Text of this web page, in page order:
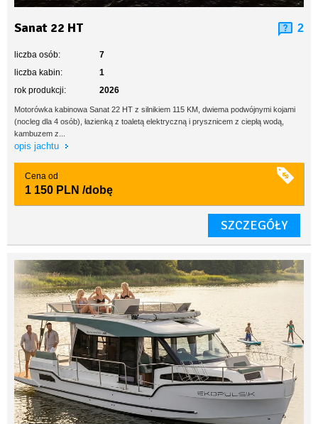
Sanat 22 HT 2
liczba osób:
7
liczba kabin:
1
rok produkcji:
2026
Motorówka kabinowa Sanat 22 HT z silnikiem 115 KM, dwiema podwójnymi kojami
(nocleg dla 4 osób), łazienką z toaletą elektryczną i prysznicem z ciepłą wodą,
kambuzem z...
opis jachtu
Cena od
1 150 PLN /dobę
SZCZEGÓŁY